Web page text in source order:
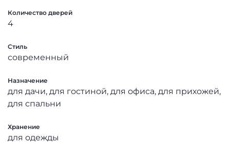
Количество дверей
4
Стиль
современный
Назначение
для дачи, для гостиной, для офиса, для прихожей,
для спальни
Хранение
для одежды